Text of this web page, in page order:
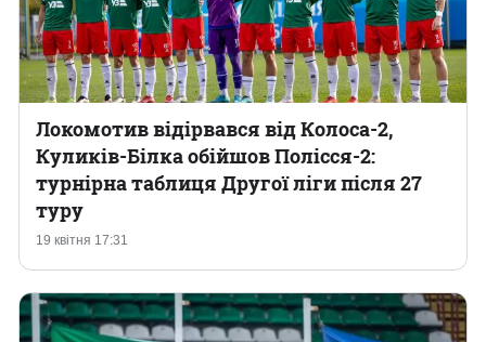
19 квітня 17:31
Локомотив відірвався від Колоса-2,
Куликів-Білка обійшов Полісся-2:
турнірна таблиця Другої ліги після 27
туру